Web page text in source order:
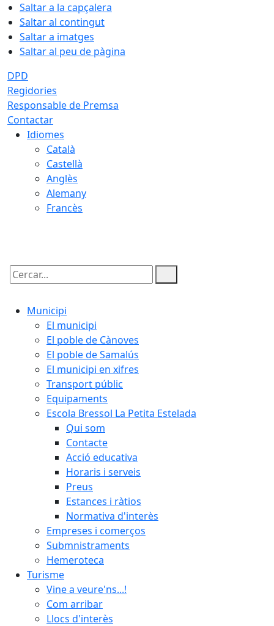
Saltar a la capçalera
Saltar al contingut
Saltar a imatges
Saltar al peu de pàgina
DPD
Regidories
Responsable de Premsa
Contactar
Idiomes
Català
Castellà
Anglès
Alemany
Francès
Cercar:
Municipi
El municipi
El poble de Cànoves
El poble de Samalús
El municipi en xifres
Transport públic
Equipaments
Escola Bressol La Petita Estelada
Qui som
Contacte
Acció educativa
Horaris i serveis
Preus
Estances i ràtios
Normativa d'interès
Empreses i comerços
Submnistraments
Hemeroteca
Turisme
Vine a veure'ns...!
Com arribar
Llocs d'interès